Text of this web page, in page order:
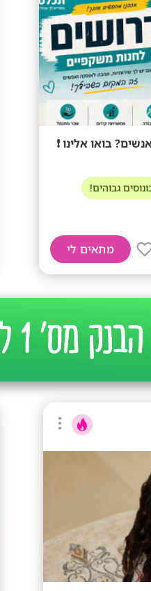
בואו אלינו ❗
גבוהים!
מתאים לי